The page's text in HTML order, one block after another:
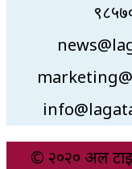
© २०२० अल